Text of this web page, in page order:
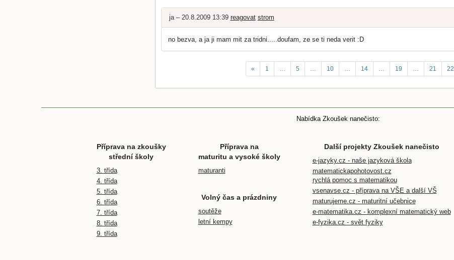
ja – 20.8.2009 13:39 reagovat strom
no bezva, a ja ji mam mit za tridni.....doufam, ze se ti neda verit :D
« 1 … 5 … 10 … 14 … 19 … 21 22
Nabídka Zkoušek nanečisto:
Příprava na zkoušky
střední školy
3. třída
4. třída
5. třída
6. třída
7. třída
8. třída
9. třída
Příprava na
maturitu a vysoké školy
maturanti
Volný čas a prázdniny
soutěže
letní kempy
Další projekty Zkoušek nanečisto
e-jazyky.cz - naše jazyková škola
matematickapohotovost.cz
rychlá pomoc s matematikou
vsenavse.cz - příprava na VŠE a další VŠ
maturujeme.cz - maturitní učebnice
e-matematika.cz - komplexní matematický web
e-fyzika.cz - svět fyziky